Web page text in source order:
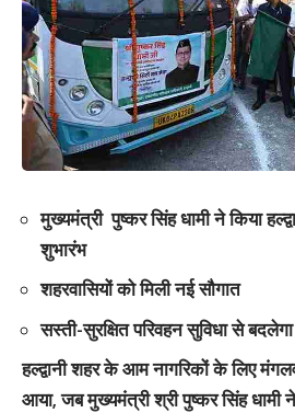
मुख्यमंत्री पुष्कर सिंह धामी ने किया
शुभारंभ
शहरवासियों को मिली नई सौगात
सस्ती-सुरक्षित परिवहन सुविधा से
हल्द्वानी शहर के आम नागरिकों के लिए
आया, जब मुख्यमंत्री श्री पुष्कर सिंह धामी ने